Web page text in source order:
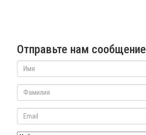
Отправьте нам сообщение